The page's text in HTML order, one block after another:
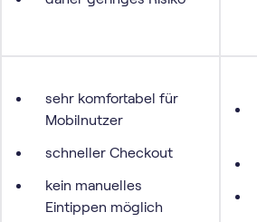
sehr komfortabel für
Mobilnutzer
schneller Checkout
kein manuelles
Eintippen möglich